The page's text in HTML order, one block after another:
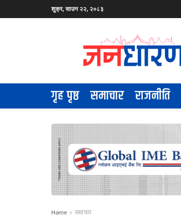
शुक्र, साउन २२, २०८३
गृह पृष्ठ समाचार राजनीति
Home समाचार